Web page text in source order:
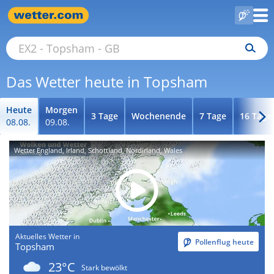
Das Wetter heute in Topsham
Heute
08.08.
Morgen
09.08.
3 Tage Wochenende 7 Tage 16 Tage
Wetter England, Irland, Schottland, Nordirland, Wales
Aktuelles Wetter in
Topsham Pollenflug heute
23°C
Stark bewölkt